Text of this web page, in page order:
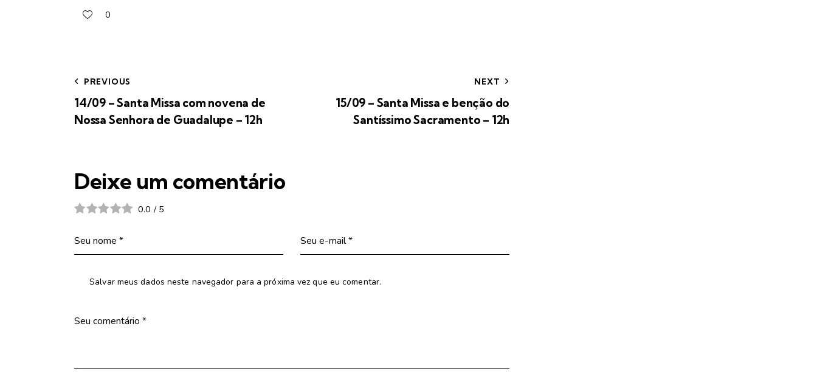
0
PREVIOUS
14/09 – Santa Missa com novena de
Nossa Senhora de Guadalupe – 12h
NEXT
15/09 – Santa Missa e benção do
Santíssimo Sacramento – 12h
Deixe um comentário
0.0 / 5
Salvar meus dados neste navegador para a próxima vez que eu comentar.